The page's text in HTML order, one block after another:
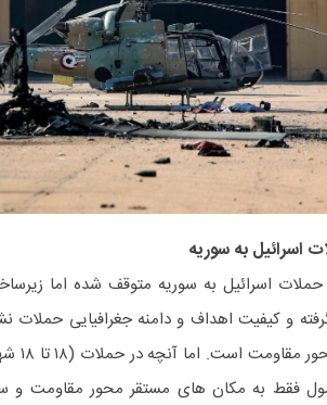
اسرائیل به سوریه
اسرائیل به سوریه متوقف شده اما
و کیفیت اهداف و دامنه جغرافیایی حملات
فقط به مکان های مستقر محور مقاومت و